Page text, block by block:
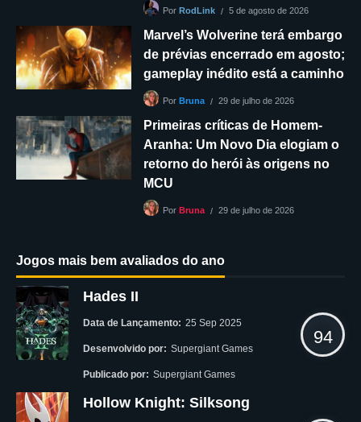
Por RodLink 5 de agosto de 2026
Marvel’s Wolverine terá embargo
de prévias encerrado em agosto;
gameplay inédito está a caminho
Por Bruna 29 de julho de 2026
Primeiras críticas de Homem-
Aranha: Um Novo Dia elogiam o
retorno do herói às origens no
MCU
Por Bruna 29 de julho de 2026
Jogos mais bem avaliados do ano
Hades II
Data de Lançamento: 25 Sep 2025
Desenvolvido por: Supergiant Games
Publicado por: Supergiant Games
94
Hollow Knight: Silksong